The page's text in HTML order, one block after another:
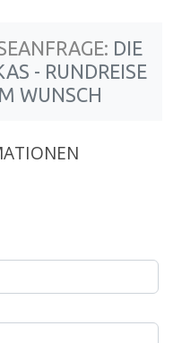
DIE
- RUNDREISE
WUNSCH